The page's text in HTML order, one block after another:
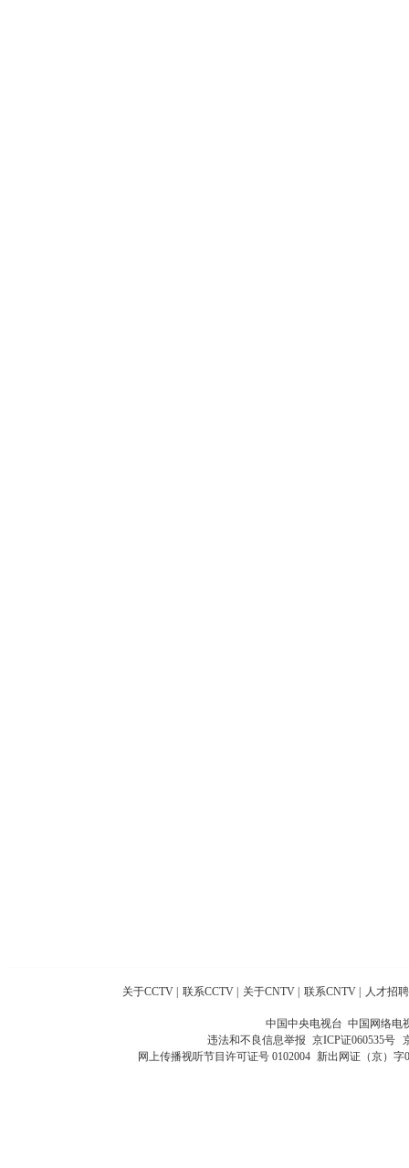
关于CCTV 联系CCTV 关于CNTV 联系CNTV 人才招聘
中国中央电视台 中国网络电
违法和不良信息举报 京ICP证060535号
网上传播视听节目许可证号 0102004 新出网证（京）